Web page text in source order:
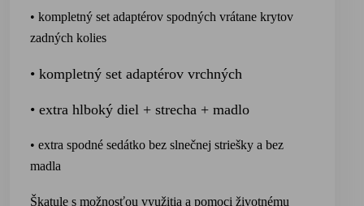
• kompletný set adaptérov spodných vrátane krytov
zadných kolies
• kompletný set adaptérov vrchných
• extra hlboký diel + strecha + madlo
• extra spodné sedátko bez slnečnej striešky a bez
madla
Škatule s možnosťou využitia a pomoci životnému